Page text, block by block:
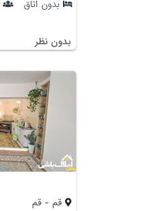
بدون اتاق
بدون نظر
قم - قم